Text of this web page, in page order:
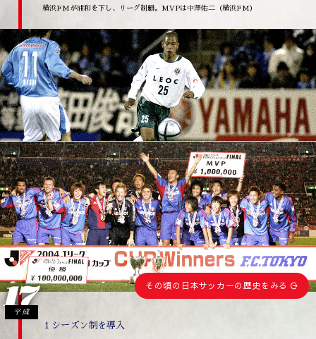
横浜FMが浦和を下し、リーグ制覇。MVPは中澤佑二（横浜FM）
その頃の日本サッカーの歴史をみる
17
平成
１シーズン制を導入